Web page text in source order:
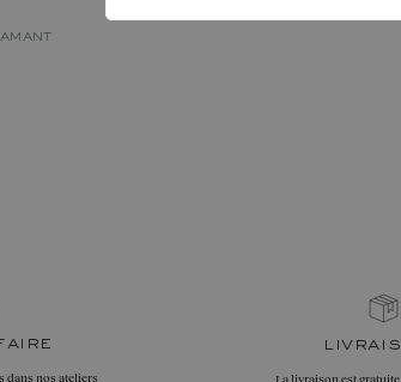
dans nos ateliers